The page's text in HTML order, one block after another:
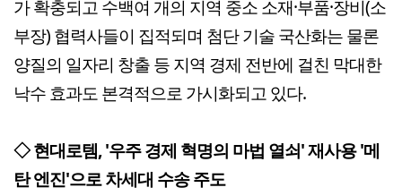
가 확충되고 수백여 개의 지역 중소 소재·부품·장비(소
부장) 협력사들이 집적되며 첨단 기술 국산화는 물론
양질의 일자리 창출 등 지역 경제 전반에 걸친 막대한
낙수 효과도 본격적으로 가시화되고 있다.
◇ 현대로템, '우주 경제 혁명의 마법 열쇠' 재사용 '메
탄 엔진'으로 차세대 수송 주도